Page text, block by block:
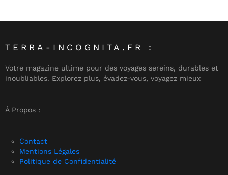
TERRA-INCOGNITA.FR :
Votre magazine ultime pour des voyages sereins, durables et
inoubliables. Explorez plus, évadez-vous, voyagez mieux
À Propos :
Contact
Mentions Légales
Politique de Confidentialité